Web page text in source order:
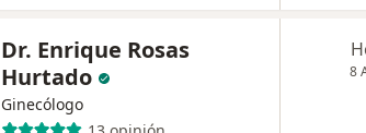
Dr. Enrique Rosas
Hurtado
Ginecólogo
8